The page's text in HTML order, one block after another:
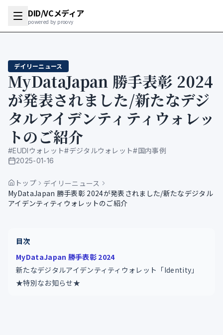
DID/VCメディア
powered by proovy
デイリーニュース
MyDataJapan 勝手表彰 2024
が発表されました/新たなデジ
タルアイデンティティウォレッ
トのご紹介
#EUDIウォレット#デジタルウォレット#国内事例
公開日
2025-01-16
トップ
デイリーニュース
MyDataJapan 勝手表彰 2024が発表されました/新たなデジタル
アイデンティティウォレットのご紹介
目次
MyDataJapan 勝手表彰 2024
新たなデジタルアイデンティティウォレット「Identity」
★特別なお知らせ★